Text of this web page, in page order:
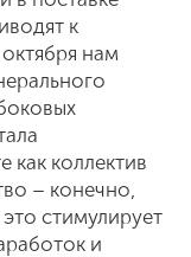
к
нам
коллектив
– конечно,
стимулирует
и